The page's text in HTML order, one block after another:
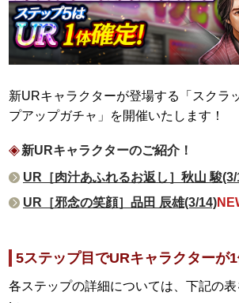
新URキャラクターが登場する「スクラ
プアップガチャ」を開催いたします！
新URキャラクターのご紹介！
UR［肉汁あふれるお返し］秋山 駿(3/
UR［邪念の笑顔］品田 辰雄(3/14)
5ステップ目でURキャラクターが1
各ステップの詳細については、下記の